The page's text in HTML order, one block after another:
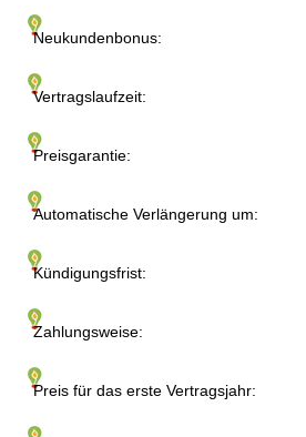
Neukundenbonus:
Vertragslaufzeit:
Preisgarantie:
Automatische Verlängerung um:
Kündigungsfrist:
Zahlungsweise:
Preis für das erste Vertragsjahr: